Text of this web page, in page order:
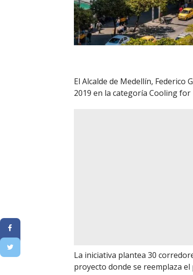
El Alcalde de Medellín,
2019 en la categoría Cooling
La iniciativa plantea 30
proyecto donde se reemplaza